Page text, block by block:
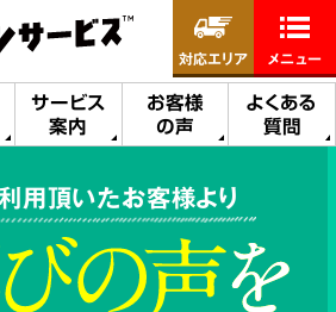
サービス
案内
お客様
の声
よくある
質問
対応エリア メニュー
用頂いたお客様より